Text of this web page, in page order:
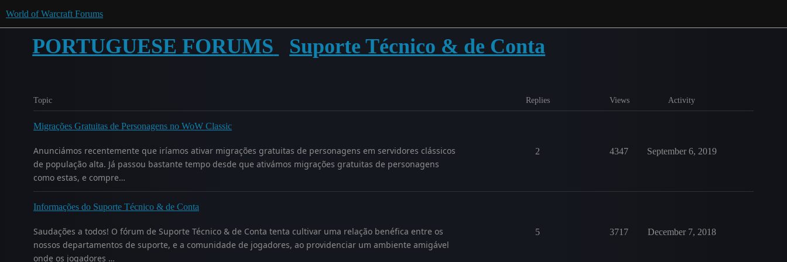
World of Warcraft Forums
PORTUGUESE FORUMS Suporte Técnico & de Conta
Topic Replies Views Activity
Migrações Gratuitas de Personagens no WoW Classic
Anunciámos recentemente que iríamos ativar migrações gratuitas de personagens em servidores clássicos
de população alta. Já passou bastante tempo desde que ativámos migrações gratuitas de personagens
como estas, e compre…
2 4347 September 6, 2019
Informações do Suporte Técnico & de Conta
Saudações a todos! O fórum de Suporte Técnico & de Conta tenta cultivar uma relação benéfica entre os
nossos departamentos de suporte, e a comunidade de jogadores, ao providenciar um ambiente amigável
onde os jogadores …
5 3717 December 7, 2018